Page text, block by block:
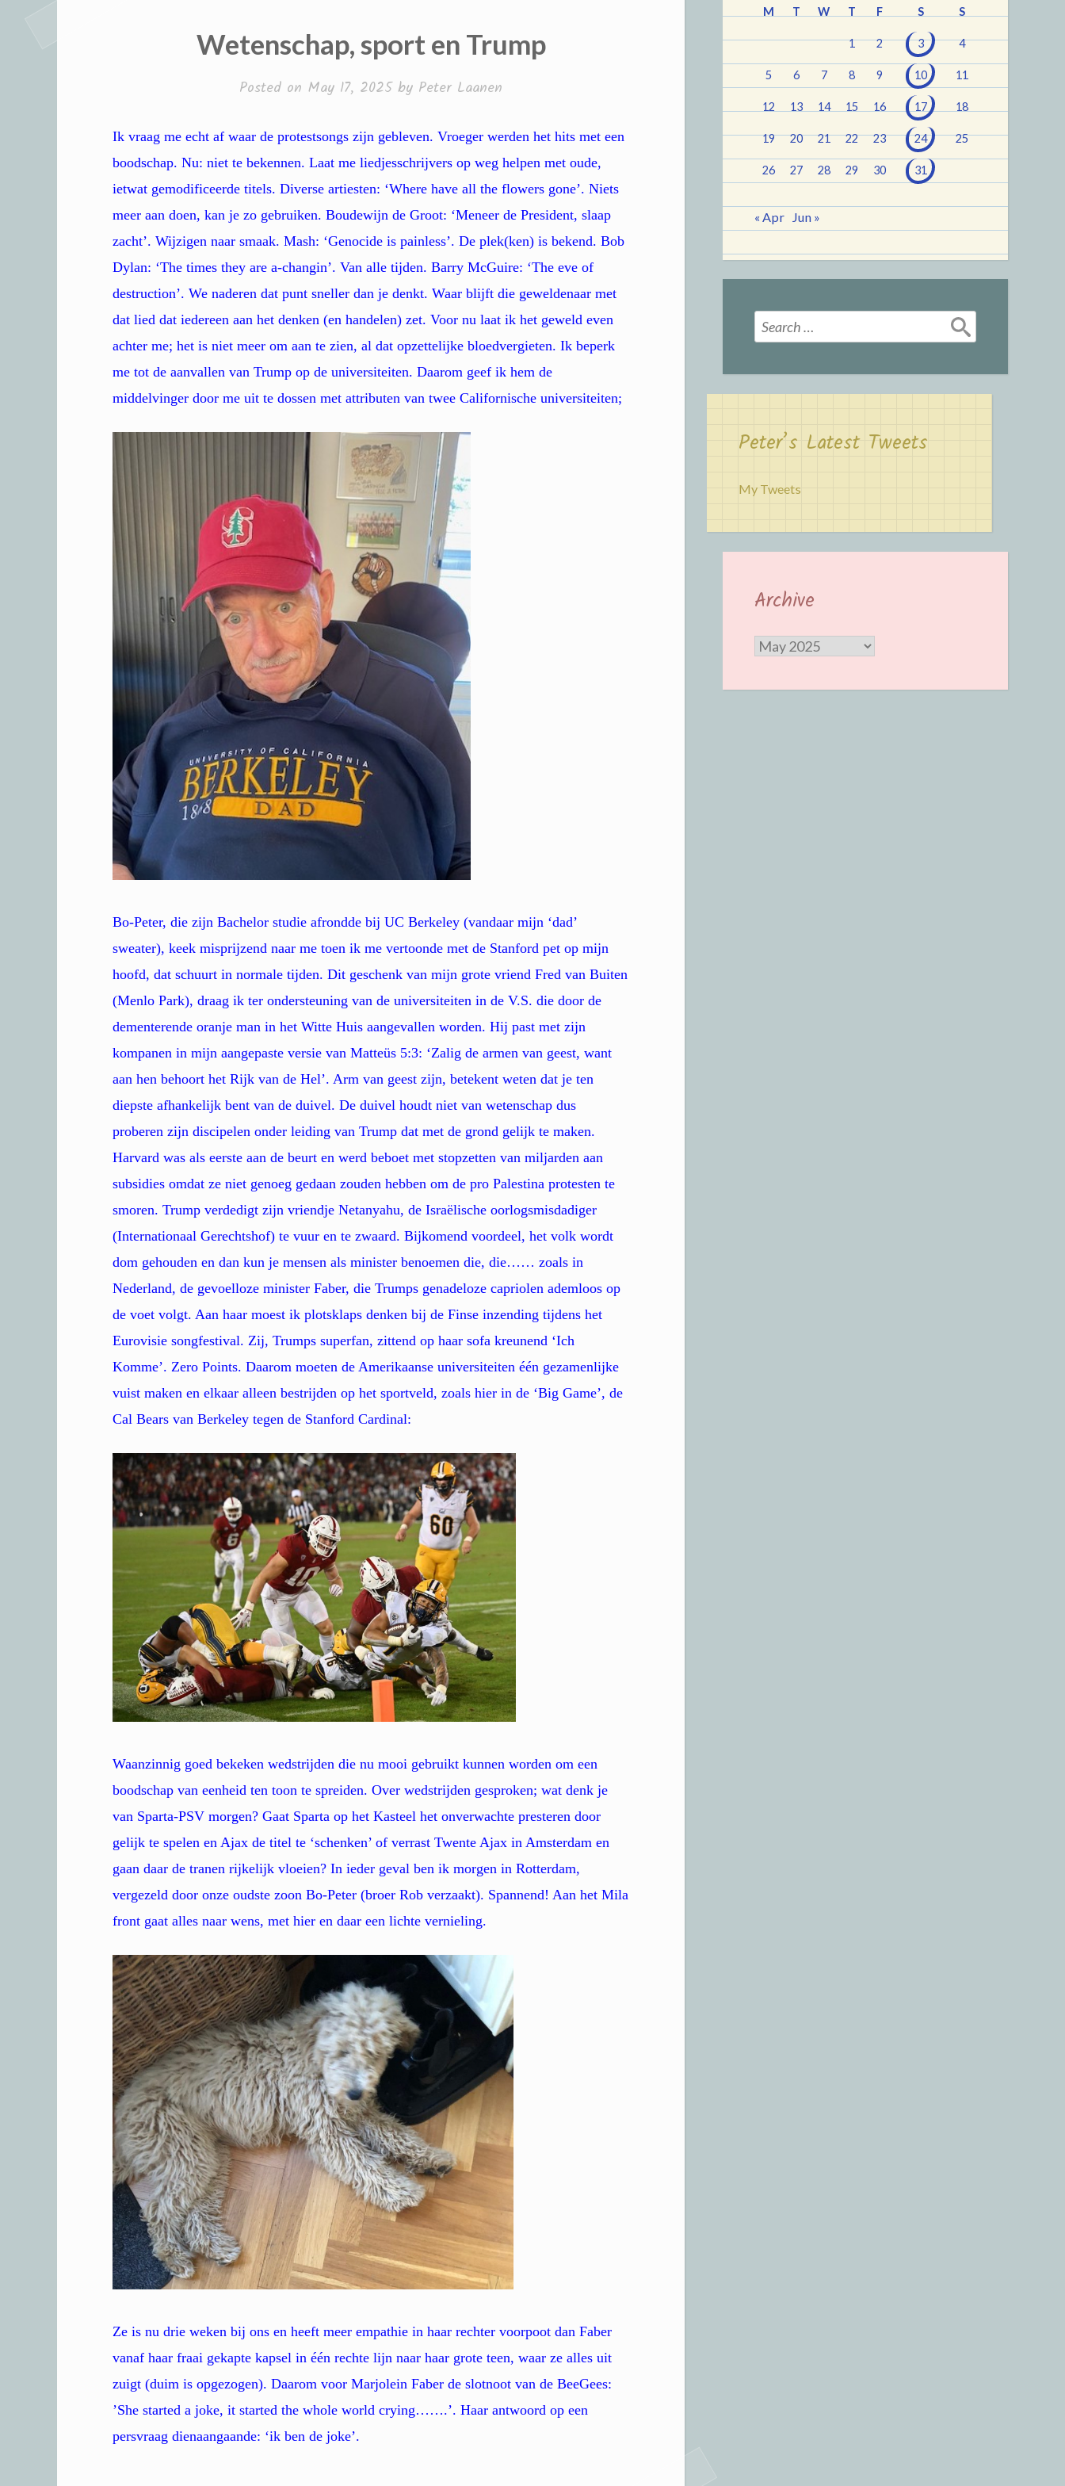
Wetenschap, sport en Trump
Posted on May 17, 2025by Peter Laanen
Ik vraag me echt af waar de protestsongs zijn gebleven. Vroeger werden het hits met een
boodschap. Nu: niet te bekennen. Laat me liedjesschrijvers op weg helpen met oude,
ietwat gemodificeerde titels. Diverse artiesten: ‘Where have all the flowers gone’. Niets
meer aan doen, kan je zo gebruiken. Boudewijn de Groot: ‘Meneer de President, slaap
zacht’. Wijzigen naar smaak. Mash: ‘Genocide is painless’. De plek(ken) is bekend. Bob
Dylan: ‘The times they are a-changin’. Van alle tijden. Barry McGuire: ‘The eve of
destruction’. We naderen dat punt sneller dan je denkt. Waar blijft die geweldenaar met
dat lied dat iedereen aan het denken (en handelen) zet. Voor nu laat ik het geweld even
achter me; het is niet meer om aan te zien, al dat opzettelijke bloedvergieten. Ik beperk
me tot de aanvallen van Trump op de universiteiten. Daarom geef ik hem de
middelvinger door me uit te dossen met attributen van twee Californische universiteiten;
Bo-Peter, die zijn Bachelor studie afrondde bij UC Berkeley (vandaar mijn ‘dad’
sweater), keek misprijzend naar me toen ik me vertoonde met de Stanford pet op mijn
hoofd, dat schuurt in normale tijden. Dit geschenk van mijn grote vriend Fred van Buiten
(Menlo Park), draag ik ter ondersteuning van de universiteiten in de V.S. die door de
dementerende oranje man in het Witte Huis aangevallen worden. Hij past met zijn
kompanen in mijn aangepaste versie van Matteüs 5:3: ‘Zalig de armen van geest, want
aan hen behoort het Rijk van de Hel’. Arm van geest zijn, betekent weten dat je ten
diepste afhankelijk bent van de duivel. De duivel houdt niet van wetenschap dus
proberen zijn discipelen onder leiding van Trump dat met de grond gelijk te maken.
Harvard was als eerste aan de beurt en werd beboet met stopzetten van miljarden aan
subsidies omdat ze niet genoeg gedaan zouden hebben om de pro Palestina protesten te
smoren. Trump verdedigt zijn vriendje Netanyahu, de Israëlische oorlogsmisdadiger
(Internationaal Gerechtshof) te vuur en te zwaard. Bijkomend voordeel, het volk wordt
dom gehouden en dan kun je mensen als minister benoemen die, die…… zoals in
Nederland, de gevoelloze minister Faber, die Trumps genadeloze capriolen ademloos op
de voet volgt. Aan haar moest ik plotsklaps denken bij de Finse inzending tijdens het
Eurovisie songfestival. Zij, Trumps superfan, zittend op haar sofa kreunend ‘Ich
Komme’. Zero Points. Daarom moeten de Amerikaanse universiteiten één gezamenlijke
vuist maken en elkaar alleen bestrijden op het sportveld, zoals hier in de ‘Big Game’, de
Cal Bears van Berkeley tegen de Stanford Cardinal:
Waanzinnig goed bekeken wedstrijden die nu mooi gebruikt kunnen worden om een
boodschap van eenheid ten toon te spreiden. Over wedstrijden gesproken; wat denk je
van Sparta-PSV morgen? Gaat Sparta op het Kasteel het onverwachte presteren door
gelijk te spelen en Ajax de titel te ‘schenken’ of verrast Twente Ajax in Amsterdam en
gaan daar de tranen rijkelijk vloeien? In ieder geval ben ik morgen in Rotterdam,
vergezeld door onze oudste zoon Bo-Peter (broer Rob verzaakt). Spannend! Aan het Mila
front gaat alles naar wens, met hier en daar een lichte vernieling.
Ze is nu drie weken bij ons en heeft meer empathie in haar rechter voorpoot dan Faber
vanaf haar fraai gekapte kapsel in één rechte lijn naar haar grote teen, waar ze alles uit
zuigt (duim is opgezogen). Daarom voor Marjolein Faber de slotnoot van de BeeGees:
’She started a joke, it started the whole world crying…….’. Haar antwoord op een
persvraag dienaangaande: ‘ik ben de joke’.
M T W T F S S
1 2 3 4
5 6 7 8 9 10 11
12 13 14 15 16 17 18
19 20 21 22 23 24 25
26 27 28 29 30 31
« Apr Jun »
Search
for:
Peter’s Latest Tweets
My Tweets
Archive
Archive